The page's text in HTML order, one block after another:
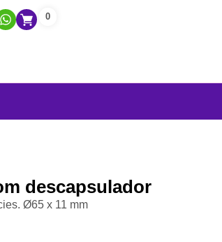
0
descapsulador
Ø65 x 11 mm